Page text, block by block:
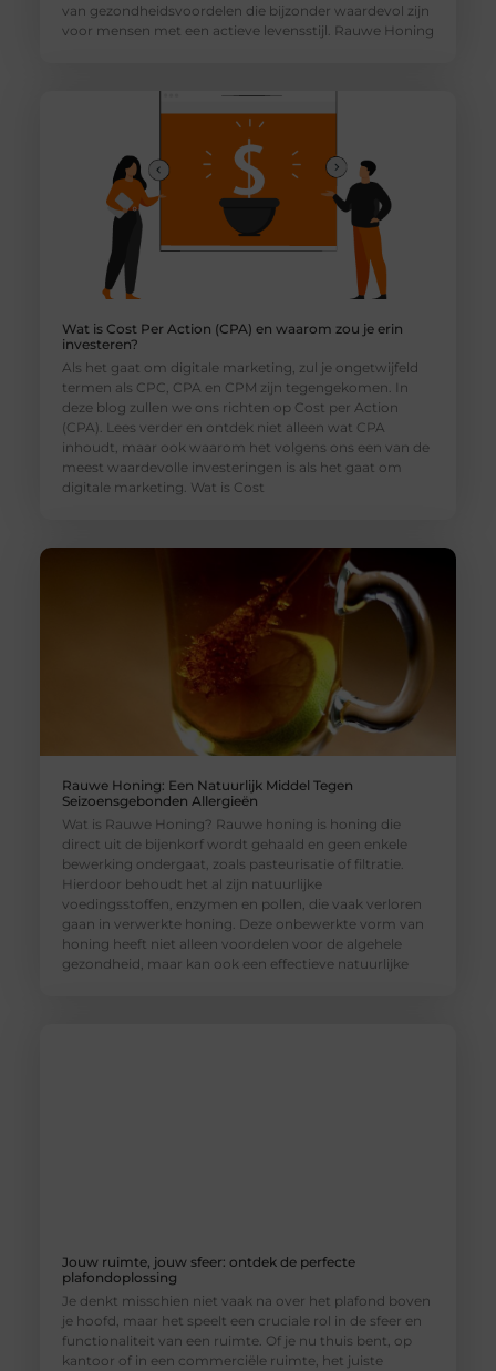
van gezondheidsvoordelen die bijzonder waardevol zijn
voor mensen met een actieve levensstijl. Rauwe Honing
Wat is Cost Per Action (CPA) en waarom zou je erin
investeren?
Als het gaat om digitale marketing, zul je ongetwijfeld
termen als CPC, CPA en CPM zijn tegengekomen. In
deze blog zullen we ons richten op Cost per Action
(CPA). Lees verder en ontdek niet alleen wat CPA
inhoudt, maar ook waarom het volgens ons een van de
meest waardevolle investeringen is als het gaat om
digitale marketing. Wat is Cost
Rauwe Honing: Een Natuurlijk Middel Tegen
Seizoensgebonden Allergieën
Wat is Rauwe Honing? Rauwe honing is honing die
direct uit de bijenkorf wordt gehaald en geen enkele
bewerking ondergaat, zoals pasteurisatie of filtratie.
Hierdoor behoudt het al zijn natuurlijke
voedingsstoffen, enzymen en pollen, die vaak verloren
gaan in verwerkte honing. Deze onbewerkte vorm van
honing heeft niet alleen voordelen voor de algehele
gezondheid, maar kan ook een effectieve natuurlijke
Jouw ruimte, jouw sfeer: ontdek de perfecte
plafondoplossing
Je denkt misschien niet vaak na over het plafond boven
je hoofd, maar het speelt een cruciale rol in de sfeer en
functionaliteit van een ruimte. Of je nu thuis bent, op
kantoor of in een commerciële ruimte, het juiste